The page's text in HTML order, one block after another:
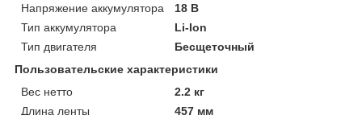
Напряжение аккумулятора
18 В
Тип аккумулятора
Li-Ion
Тип двигателя
Бесщеточный
Пользовательские характеристики
Вес нетто
2.2 кг
Длина ленты
457 мм